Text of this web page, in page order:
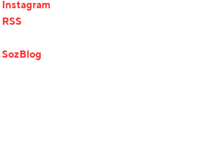
Instagram
RSS
SozBlog